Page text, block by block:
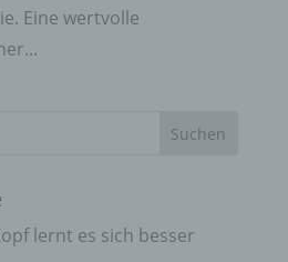
Eine wertvolle
lernt es sich besser